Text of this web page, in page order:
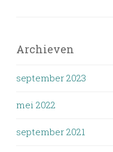
Archieven
september 2023
mei 2022
september 2021